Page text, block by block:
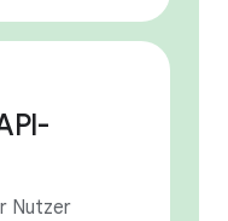
Nutzer